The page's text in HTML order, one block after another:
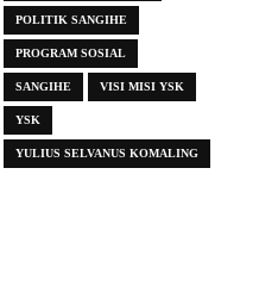
POLITIK SANGIHE
PROGRAM SOSIAL
SANGIHE VISI MISI YSK
YSK
YULIUS SELVANUS KOMALING